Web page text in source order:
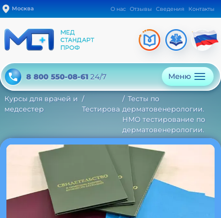
Москва О нас Отзывы Сведения Контакты
8 800 550-08-61 24/7 Меню
Курсы для врачей и
медсестер
Тестирование
Тесты по
дерматовенерологии.
НМО тестирование по
дерматовенерологии.